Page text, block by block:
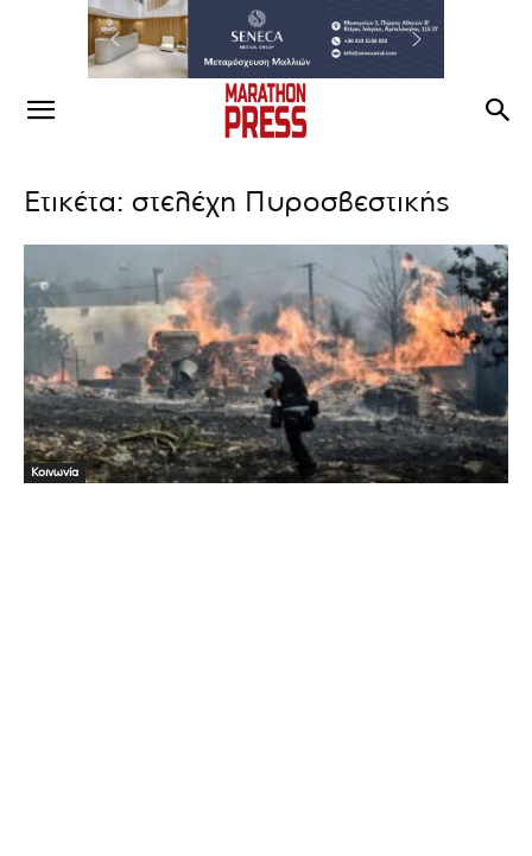
Ετικέτα: στελέχη Πυροσβεστικής
Κοινωνία